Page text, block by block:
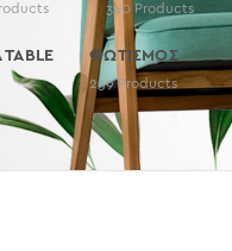
340 Products
ΦΩΤΙΣΜΟΣ
259 Products